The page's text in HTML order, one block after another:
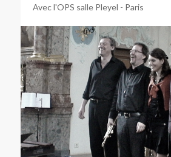
Avec l'OPS salle Pleyel - Paris